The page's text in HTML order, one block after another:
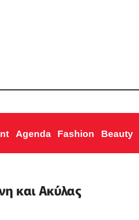
Agenda Fashion Beauty
και Ακύλας